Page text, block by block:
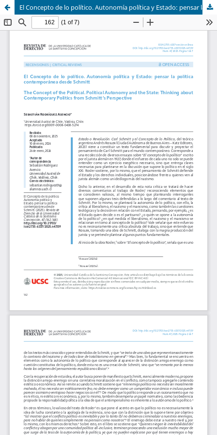
El Concepto de lo político. Autonomía política y Estado: pensar la política contemporánea desde Schmitt